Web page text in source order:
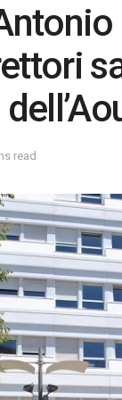
read